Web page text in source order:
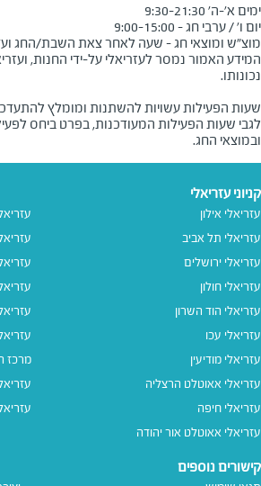
מוצ"ש ומוצאי חג - שעה לאחר צאת השבת/החג ועד
המידע האמור נמסר לעזריאלי על-ידי החנות,
שעות הפעילות עשויות להשתנות ומומלץ
לגבי שעות הפעילות המעודכנות, בפרט ביחס
ובמוצאי החג.
קניוני עזריאלי
עזריאלי אילון
עזריאלי תל אביב
עזריאלי ירושלים
עזריאלי חולון
עזריאלי הוד השרון
עזריאלי עכו
עזריאלי מודיעין
עזריאלי אאוטלט הרצליה
עזריאלי חיפה
עזריאלי אאוטלט אור יהודה
מרכז
קישורים נוספים